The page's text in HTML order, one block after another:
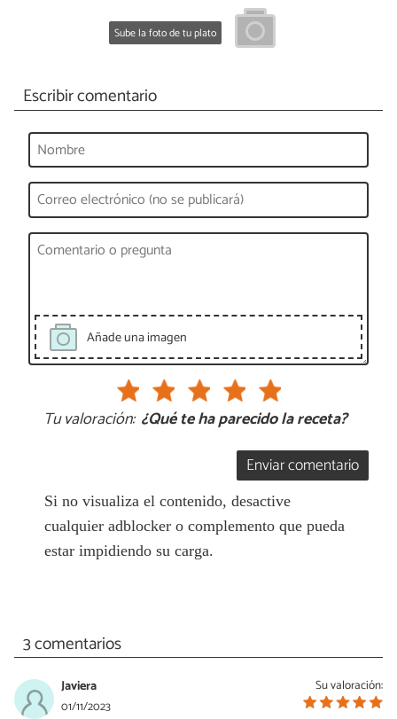
Sube la foto de tu plato
Escribir comentario
Añade una imagen
Tu valoración: ¿Qué te ha parecido la receta?
Enviar comentario
Si no visualiza el contenido, desactive
cualquier adblocker o complemento que pueda
estar impidiendo su carga.
3 comentarios
Su valoración:
Javiera
01/11/2023